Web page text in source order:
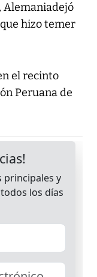
Alemaniadejó
hizo temer
el recinto
Peruana de